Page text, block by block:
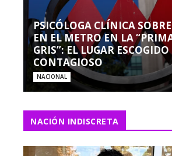
PSICÓLOGA CLÍNICA
EN EL METRO EN LA
GRIS”: EL LUGAR ESCOGIDO
CONTAGIOSO
NACIONAL
NACIÓN INDISCRETA